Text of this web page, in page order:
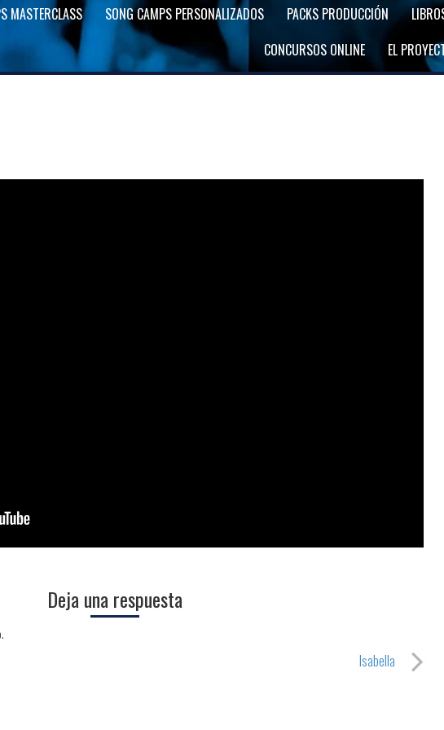
MASTERCLASS SONG CAMPS PERSONALIZADOS PACKS PRODUCCIÓN
CONCURSOS ONLINE
EL
Deja una respuesta
Isabella